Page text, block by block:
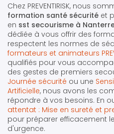
Chez PREVENTIRISK, nous
formation santé sécurité et
en sst secourisme à
dédiée à vous offrir des
respectent les normes de
formateurs et animateurs
qualifiés pour vous
des gestes de premiers
Journée sécurité ou une
Artificielle, nous avons les
répondre à vos besoins. En
attentat : Mise en sureté et
pour préparer efficacement
d'urgence.